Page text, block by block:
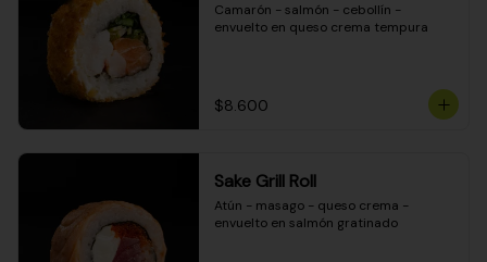
Camarón - salmón - cebollín -
envuelto en queso crema tempura
$8.600
Sake Grill Roll
Atún - masago - queso crema -
envuelto en salmón gratinado